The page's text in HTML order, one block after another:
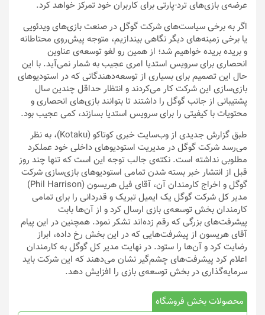
عرضه‌ی بازی‌های ترد-پارتی برای کاربران خود تمرکز خواهد کرد.
اگر به برخی سیاست‌های شرکت گوگل در صنعت بازی‌های ویدئویی
یا برخی زمینه‌های دیگر نگاهی بیندازیم، متوجه پیش‌روی محتاطانه
و بریده بریده خواهیم شد؛ از همین رو لغو توسعه‌ی عناوین
انحصاری برای سرویس استدیا امری عجیب به شمار نمی‌آید. با این
حال این تصمیم برای بسیاری از توسعه‌دهندگانی که در استودیوهای
بازی‌سازی این شرکت کار می‌کردند و انتظار حداقل چندین سال
پشتیبانی از جانب گوگل را داشتند تا بتوانند بازی‌های انحصاری و
محتویات با کیفیتی را برای سرویس استدیا بسازند، کمی عجیب بود.
طبق گزارش جدیدی از وب‌سایت خبری کوتاکو (Kotaku)، به نظر
می‌رسد شرکت گوگل در مدیریت استودیوهای داخلی خود عملکرد
مطلوبی نداشته است. نکته‌ی جالب توجه این است که تنها چند روز
قبل از انتشار خبر بسته شدن تمامی استودیوهای بازی‌سازی شرکت
گوگل و اخراج کارمندان آن، آقای فیل هریسون (Phil Harrison)
مدیر کل شرکت گوگل یک ایمیل تبریک و قدردانی را برای تمامی
کارمندان بخش توسعه‌ی بازی ارسال کرد و از آن‌ها بابت
پیشرفت‌های بزرگی که رقم زده‌اند تشکر نمود. همچنین در این پیام
آقای هریسون از پیشرفت‌هایی که در این بخش رخ داده، ابراز
رضایت کرد و آن‌ها را ستود. در نهایت مدیر کل گوگل به کارمندان
اعلام کرد پیشرفت‌های چشم‌گیر نشان می‌دهند که این شرکت باید
سرمایه‌گذاری در بخش توسعه‌ی بازی را افزایش دهد.
محصولات بخش فروشگاه